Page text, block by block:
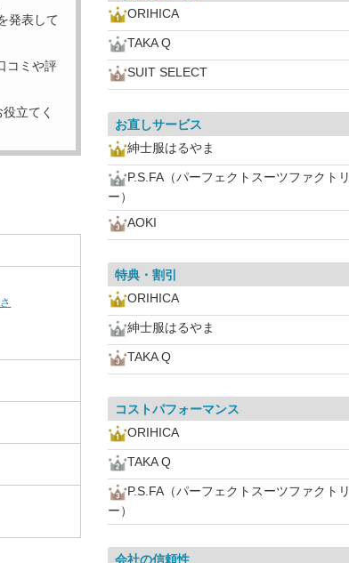
発表して
コミや評
立てく
ORIHICA
TAKA Q
SUIT SELECT
お直しサービス
紳士服はるやま
P.S.FA（パーフェクトスーツファクトリ
ー）
AOKI
特典・割引
ORIHICA
紳士服はるやま
TAKA Q
コストパフォーマンス
ORIHICA
TAKA Q
P.S.FA（パーフェクトスーツファクトリ
ー）
会社の信頼性